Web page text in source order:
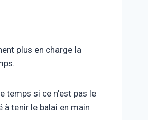
plus en charge la
si ce n’est pas le
à tenir le balai en main